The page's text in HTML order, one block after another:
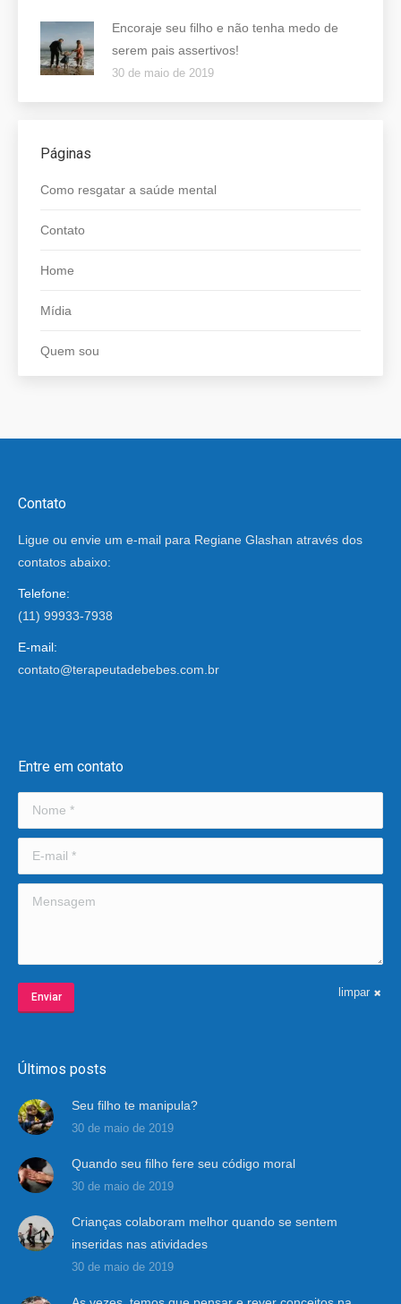
Encoraje seu filho e não tenha medo de
serem pais assertivos!
30 de maio de 2019
Páginas
Como resgatar a saúde mental
Contato
Home
Mídia
Quem sou
Contato
Ligue ou envie um e-mail para Regiane Glashan através dos
contatos abaixo:
Telefone:
(11) 99933-7938
E-mail:
contato@terapeutadebebes.com.br
Entre em contato
Nome *
E-mail *
Mensagem
Enviar limpar
Últimos posts
Seu filho te manipula?
30 de maio de 2019
Quando seu filho fere seu código moral
30 de maio de 2019
Crianças colaboram melhor quando se sentem
inseridas nas atividades
30 de maio de 2019